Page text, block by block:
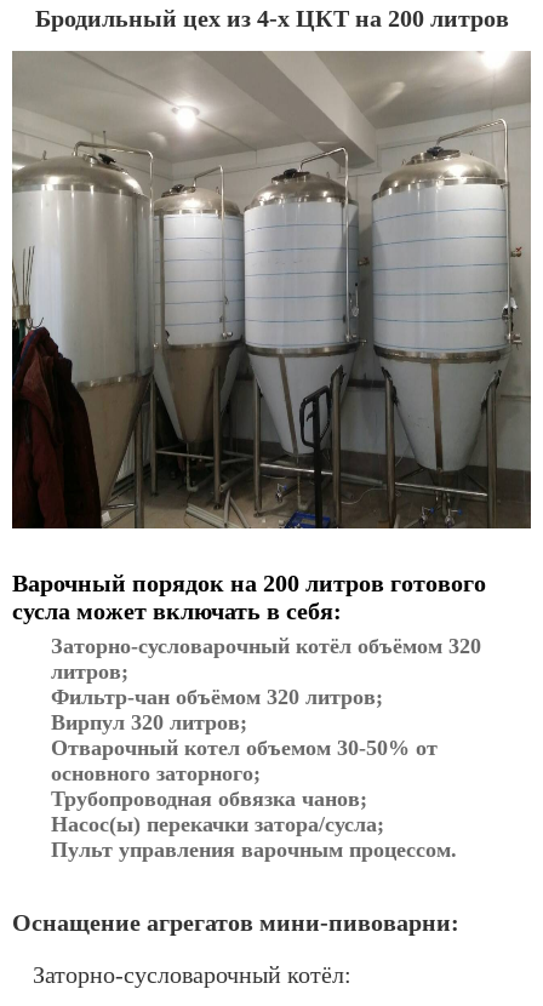
Бродильный цех из 4-х ЦКТ на 200 литров
Варочный порядок на 200 литров готового
сусла может включать в себя:
Заторно-сусловарочный котёл объёмом 320
литров;
Фильтр-чан объёмом 320 литров;
Вирпул 320 литров;
Отварочный котел объемом 30-50% от
основного заторного;
Трубопроводная обвязка чанов;
Насос(ы) перекачки затора/сусла;
Пульт управления варочным процессом.
Оснащение агрегатов мини-пивоварни:
Заторно-сусловарочный котёл: